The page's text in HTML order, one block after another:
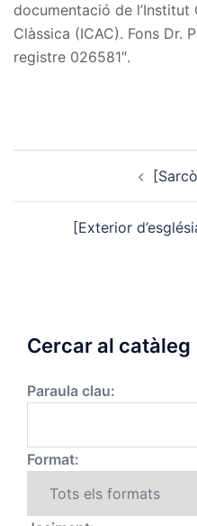
documentació de l’Institut
Clàssica (ICAC). Fons Dr.
registre 026581″.
[Exterior
Cercar al catàleg
Paraula clau:
Format: